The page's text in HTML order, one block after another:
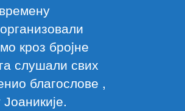
кроз броjне
слушали свих
благослове ,